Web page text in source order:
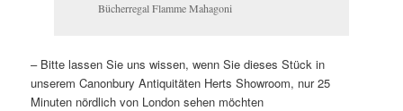
Bücherregal Flamme Mahagoni
– Bitte lassen Sie uns wissen, wenn Sie dieses Stück in
unserem Canonbury Antiquitäten Herts Showroom, nur 25
Minuten nördlich von London sehen möchten